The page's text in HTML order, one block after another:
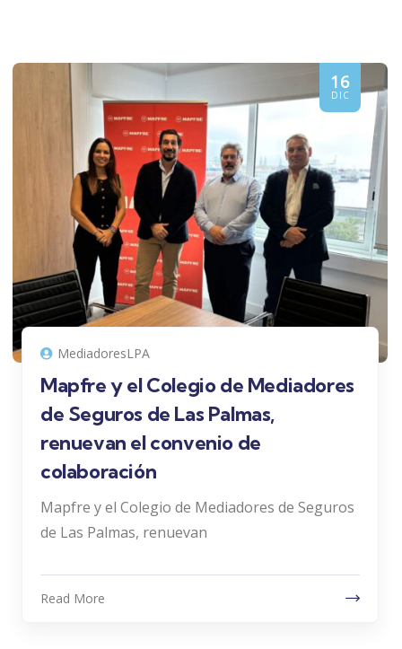
16
DIC
MediadoresLPA
Mapfre y el Colegio de Mediadores
de Seguros de Las Palmas,
renuevan el convenio de
colaboración
Mapfre y el Colegio de Mediadores de Seguros
de Las Palmas, renuevan
Read More